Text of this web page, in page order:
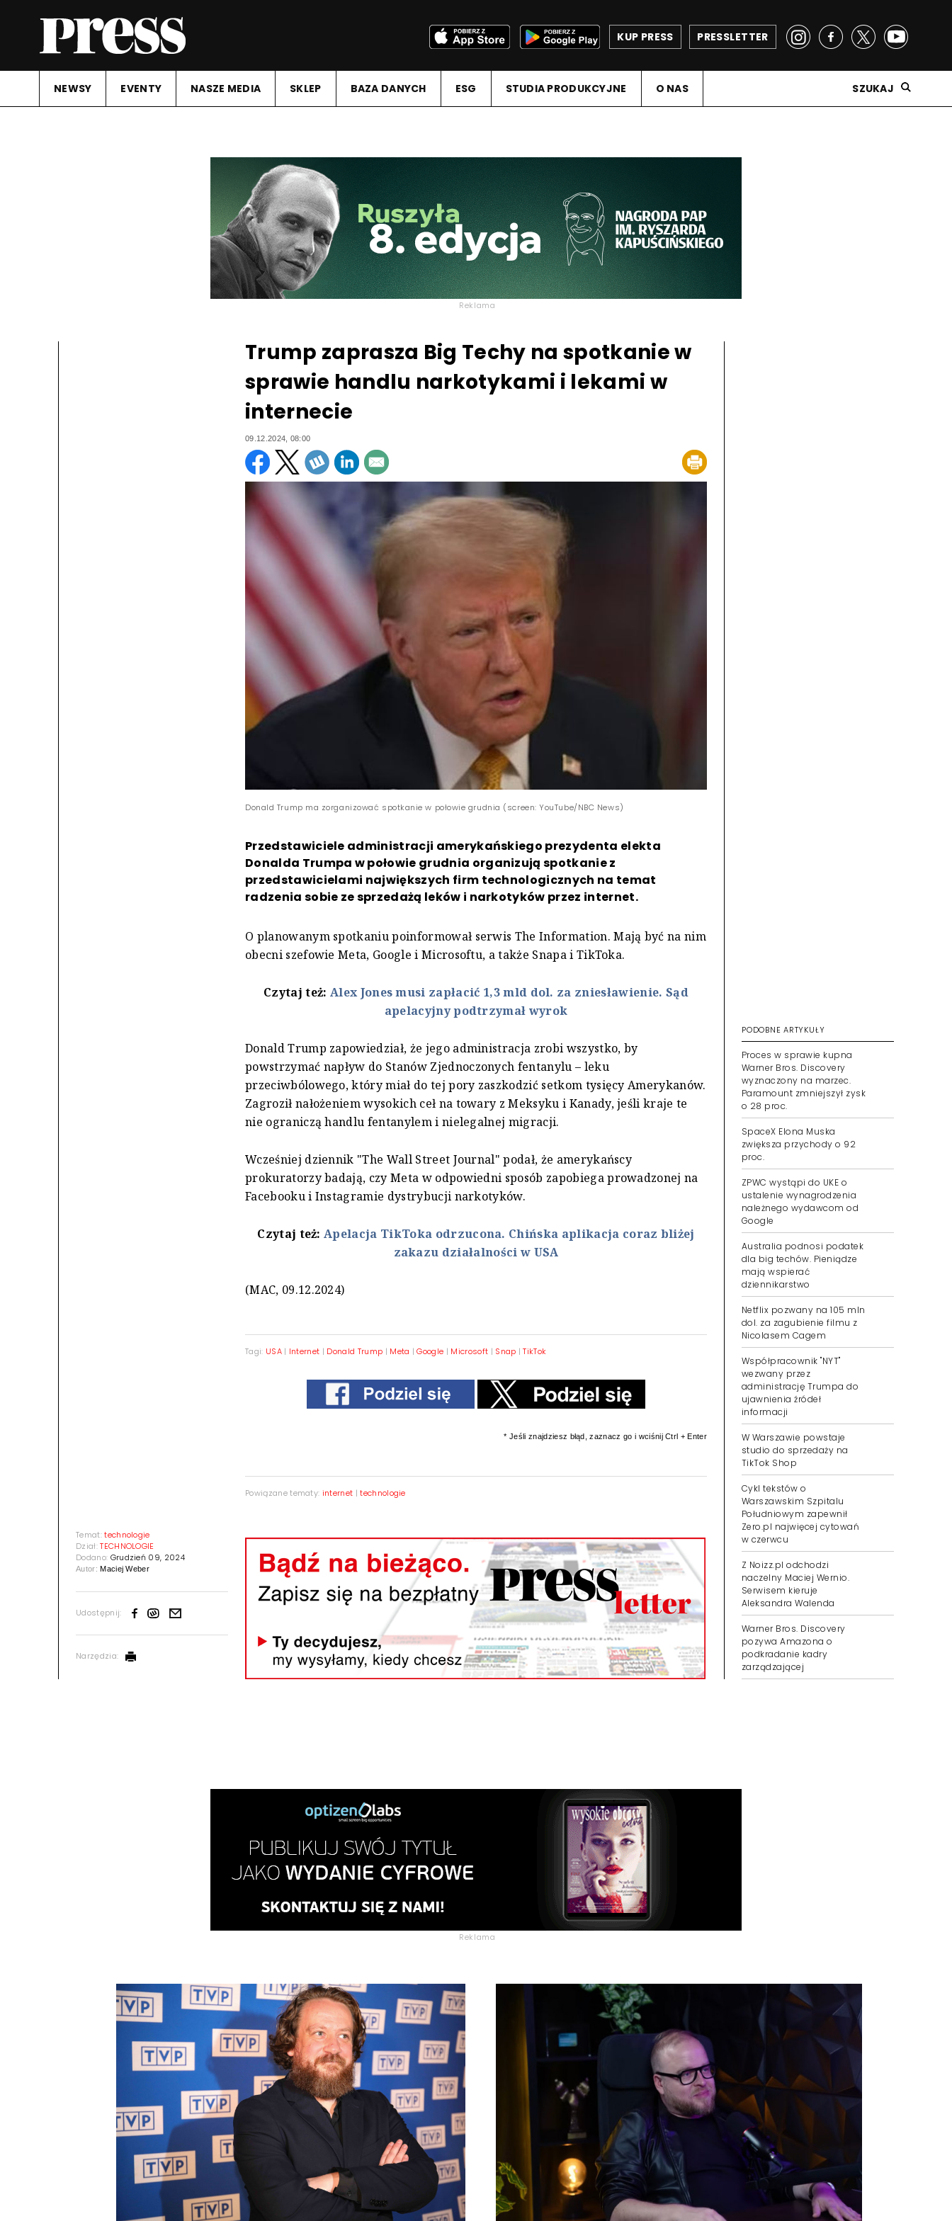
PRESSLETTER
KUP PRESS
NEWSY EVENTY NASZE MEDIA SKLEP BAZA DANYCH ESG STUDIA PRODUKCYJNE O NAS SZUKAJ
Reklama
Temat:technologie
Dział:TECHNOLOGIE
Dodano: Grudzień 09, 2024
Autor:Maciej Weber
Udostępnij:
Narzędzia:
Trump zaprasza Big Techy na spotkanie w
sprawie handlu narkotykami i lekami w
internecie
09.12.2024, 08:00
Donald Trump ma zorganizować spotkanie w połowie grudnia (screen: YouTube/NBC News)
Przedstawiciele administracji amerykańskiego prezydenta elekta
Donalda Trumpa w połowie grudnia organizują spotkanie z
przedstawicielami największych firm technologicznych na temat
radzenia sobie ze sprzedażą leków i narkotyków przez internet.
O planowanym spotkaniu poinformował serwis The Information. Mają być na nim
obecni szefowie Meta, Google i Microsoftu, a także Snapa i TikToka.
Czytaj też: Alex Jones musi zapłacić 1,3 mld dol. za zniesławienie. Sąd
apelacyjny podtrzymał wyrok
Donald Trump zapowiedział, że jego administracja zrobi wszystko, by
powstrzymać napływ do Stanów Zjednoczonych fentanylu – leku
przeciwbólowego, który miał do tej pory zaszkodzić setkom tysięcy Amerykanów.
Zagroził nałożeniem wysokich ceł na towary z Meksyku i Kanady, jeśli kraje te
nie ograniczą handlu fentanylem i nielegalnej migracji.
Wcześniej dziennik "The Wall Street Journal" podał, że amerykańscy
prokuratorzy badają, czy Meta w odpowiedni sposób zapobiega prowadzonej na
Facebooku i Instagramie dystrybucji narkotyków.
Czytaj też:Apelacja TikToka odrzucona. Chińska aplikacja coraz bliżej
zakazu działalności w USA
(MAC, 09.12.2024)
Tagi: USA | Internet | Donald Trump | Meta |Google | Microsoft | Snap |TikTok
* Jeśli znajdziesz błąd, zaznacz go i wciśnij Ctrl + Enter
Powiązane tematy: internet |technologie
PODOBNE ARTYKUŁY
Proces w sprawie kupna
Warner Bros. Discovery
wyznaczony na marzec.
Paramount zmniejszył zysk
o 28 proc.
SpaceX Elona Muska
zwiększa przychody o 92
proc.
ZPWC wystąpi do UKE o
ustalenie wynagrodzenia
należnego wydawcom od
Google
Australia podnosi podatek
dla big techów. Pieniądze
mają wspierać
dziennikarstwo
Netflix pozwany na 105 mln
dol. za zagubienie filmu z
Nicolasem Cagem
Współpracownik "NYT"
wezwany przez
administrację Trumpa do
ujawnienia źródeł
informacji
W Warszawie powstaje
studio do sprzedaży na
TikTok Shop
Cykl tekstów o
Warszawskim Szpitalu
Południowym zapewnił
Zero.pl najwięcej cytowań
w czerwcu
Z Noizz.pl odchodzi
naczelny Maciej Wernio.
Serwisem kieruje
Aleksandra Walenda
Warner Bros. Discovery
pozywa Amazona o
podkradanie kadry
zarządzającej
Reklama